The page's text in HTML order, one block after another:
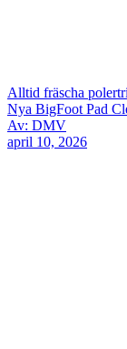
Alltid fräscha
Nya BigFoot Pad
Av: DMV
april 10, 2026